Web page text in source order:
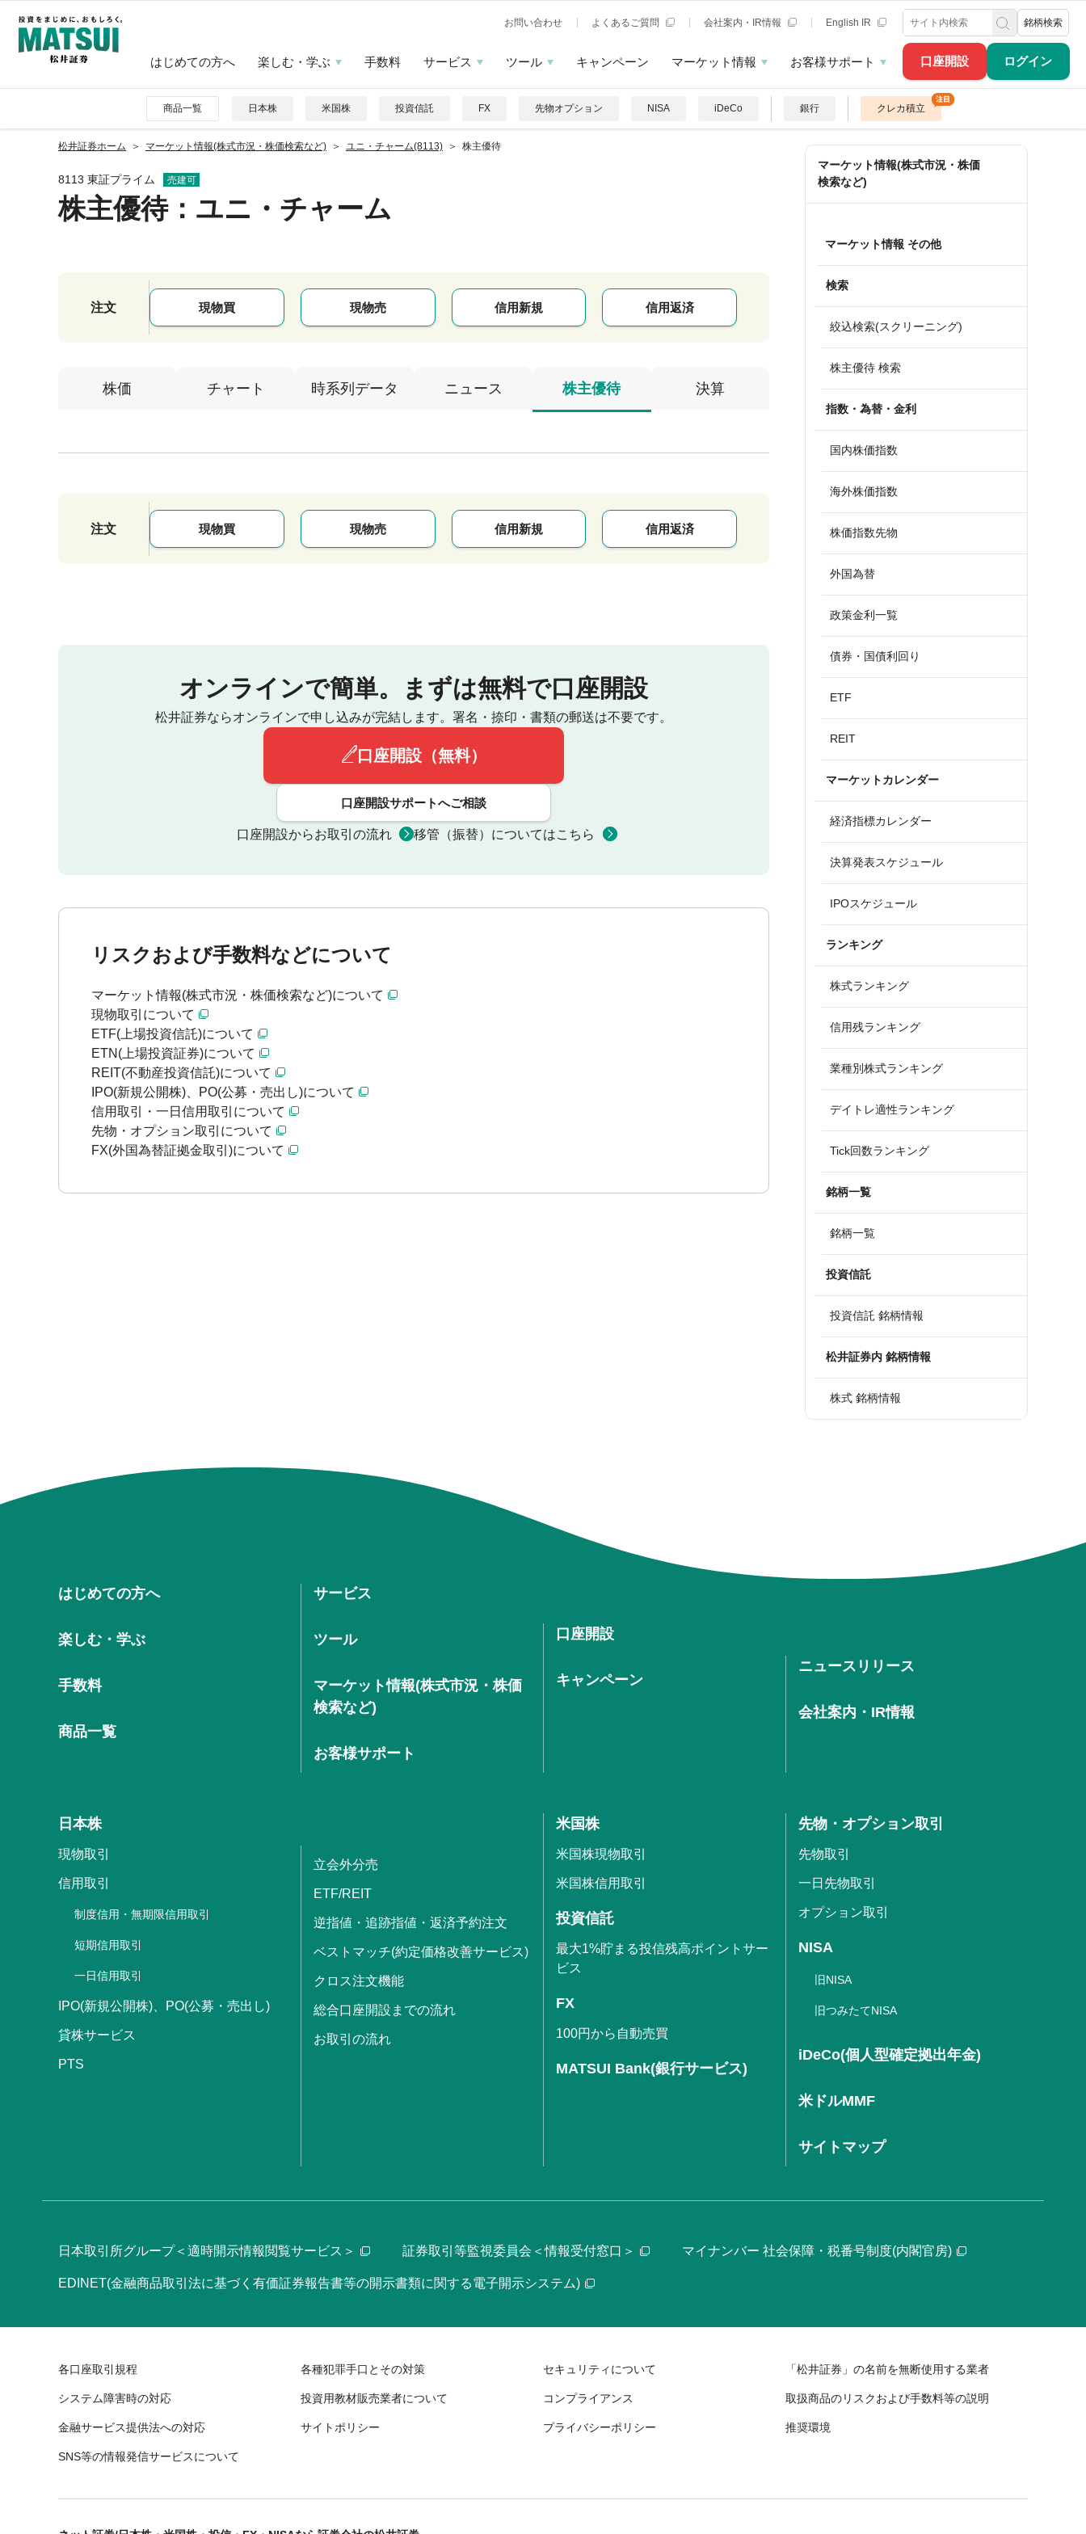
口座開設 ログイン
お問い合わせ よくあるご質問 会社案内・IR情報 English IR 銘柄検索
はじめての方へ 楽しむ・学ぶ 手数料 サービス ツール キャンペーン マーケット情報 お客様サポート
商品一覧 日本株 米国株 投資信託 FX 先物オプション NISA iDeCo 銀行 クレカ積立
松井証券ホーム マーケット情報(株式市況・株価検索など) ユニ・チャーム(8113) 株主優待
8113 東証プライム 売建可
株主優待：ユニ・チャーム
注文 現物買 現物売 信用新規 信用返済
株価 チャート 時系列データ ニュース 株主優待 決算
注文 現物買 現物売 信用新規 信用返済
オンラインで簡単。 まずは無料で口座開設
松井証券ならオンラインで申し込みが完結します。 署名・捺印・書類の郵送は不要です。
口座開設（無料）
口座開設サポートへご相談
口座開設からお取引の流れ 移管（振替）についてはこちら
リスクおよび手数料などについて
マーケット情報(株式市況・株価検索など)について
現物取引について
ETF(上場投資信託)について
ETN(上場投資証券)について
REIT(不動産投資信託)について
IPO(新規公開株)、PO(公募・売出し)について
信用取引・一日信用取引について
先物・オプション取引について
FX(外国為替証拠金取引)について
マーケット情報(株式市況・株価
検索など)
マーケット情報 その他
検索
絞込検索(スクリーニング)
株主優待 検索
指数・為替・金利
国内株価指数
海外株価指数
株価指数先物
外国為替
政策金利一覧
債券・国債利回り
ETF
REIT
マーケットカレンダー
経済指標カレンダー
決算発表スケジュール
IPOスケジュール
ランキング
株式ランキング
信用残ランキング
業種別株式ランキング
デイトレ適性ランキング
Tick回数ランキング
銘柄一覧
銘柄一覧
投資信託
投資信託 銘柄情報
松井証券内 銘柄情報
株式 銘柄情報
はじめての方へ
楽しむ・学ぶ
手数料
商品一覧
サービス
ツール
マーケット情報(株式市況・株価
検索など)
お客様サポート
口座開設
キャンペーン
ニュースリリース
会社案内・IR情報
日本株
現物取引
信用取引
制度信用・無期限信用取引
短期信用取引
一日信用取引
IPO(新規公開株)、PO(公募・売出し)
貸株サービス
PTS
立会外分売
ETF/REIT
逆指値・追跡指値・返済予約注文
ベストマッチ(約定価格改善サービス)
クロス注文機能
総合口座開設までの流れ
お取引の流れ
米国株
米国株現物取引
米国株信用取引
投資信託
最大1%貯まる投信残高ポイントサー
ビス
FX
100円から自動売買
MATSUI Bank(銀行サービス)
先物・オプション取引
先物取引
一日先物取引
オプション取引
NISA
旧NISA
旧つみたてNISA
iDeCo(個人型確定拠出年金)
米ドルMMF
サイトマップ
日本取引所グループ＜適時開示情報閲覧サービス＞ 証券取引等監視委員会＜情報受付窓口＞ マイナンバー 社会保障・税番号制度(内閣官房)
EDINET(金融商品取引法に基づく有価証券報告書等の開示書類に関する電子開示システム)
各口座取引規程 各種犯罪手口とその対策 セキュリティについて 「松井証券」の名前を無断使用する業者
システム障害時の対応 投資用教材販売業者について コンプライアンス 取扱商品のリスクおよび手数料等の説明
金融サービス提供法への対応 サイトポリシー プライバシーポリシー 推奨環境
SNS等の情報発信サービスについて